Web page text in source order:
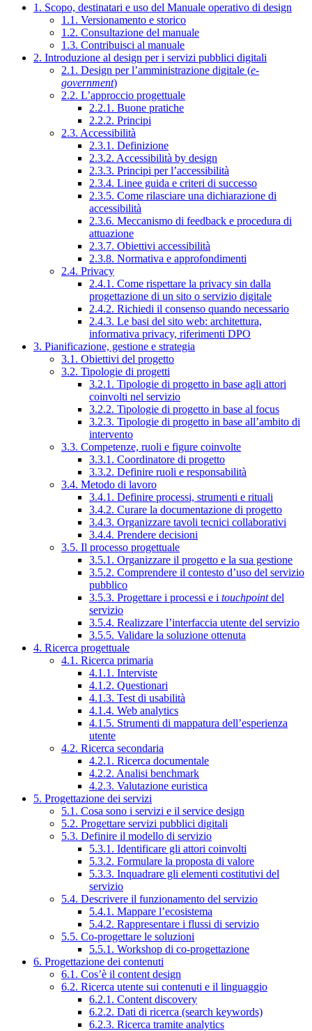
1. Scopo, destinatari e uso del Manuale operativo di design
1.1. Versionamento e storico
1.2. Consultazione del manuale
1.3. Contribuisci al manuale
2. Introduzione al design per i servizi pubblici digitali
2.1. Design per l’amministrazione digitale (e-
government)
2.2. L’approccio progettuale
2.2.1. Buone pratiche
2.2.2. Principi
2.3. Accessibilità
2.3.1. Definizione
2.3.2. Accessibilità by design
2.3.3. Principi per l’accessibilità
2.3.4. Linee guida e criteri di successo
2.3.5. Come rilasciare una dichiarazione di
accessibilità
2.3.6. Meccanismo di feedback e procedura di
attuazione
2.3.7. Obiettivi accessibilità
2.3.8. Normativa e approfondimenti
2.4. Privacy
2.4.1. Come rispettare la privacy sin dalla
progettazione di un sito o servizio digitale
2.4.2. Richiedi il consenso quando necessario
2.4.3. Le basi del sito web: architettura,
informativa privacy, riferimenti DPO
3. Pianificazione, gestione e strategia
3.1. Obiettivi del progetto
3.2. Tipologie di progetti
3.2.1. Tipologie di progetto in base agli attori
coinvolti nel servizio
3.2.2. Tipologie di progetto in base al focus
3.2.3. Tipologie di progetto in base all’ambito di
intervento
3.3. Competenze, ruoli e figure coinvolte
3.3.1. Coordinatore di progetto
3.3.2. Definire ruoli e responsabilità
3.4. Metodo di lavoro
3.4.1. Definire processi, strumenti e rituali
3.4.2. Curare la documentazione di progetto
3.4.3. Organizzare tavoli tecnici collaborativi
3.4.4. Prendere decisioni
3.5. Il processo progettuale
3.5.1. Organizzare il progetto e la sua gestione
3.5.2. Comprendere il contesto d’uso del servizio
pubblico
3.5.3. Progettare i processi e i touchpointdel
servizio
3.5.4. Realizzare l’interfaccia utente del servizio
3.5.5. Validare la soluzione ottenuta
4. Ricerca progettuale
4.1. Ricerca primaria
4.1.1. Interviste
4.1.2. Questionari
4.1.3. Test di usabilità
4.1.4. Web analytics
4.1.5. Strumenti di mappatura dell’esperienza
utente
4.2. Ricerca secondaria
4.2.1. Ricerca documentale
4.2.2. Analisi benchmark
4.2.3. Valutazione euristica
5. Progettazione dei servizi
5.1. Cosa sono i servizi e il service design
5.2. Progettare servizi pubblici digitali
5.3. Definire il modello di servizio
5.3.1. Identificare gli attori coinvolti
5.3.2. Formulare la proposta di valore
5.3.3. Inquadrare gli elementi costitutivi del
servizio
5.4. Descrivere il funzionamento del servizio
5.4.1. Mappare l’ecosistema
5.4.2. Rappresentare i flussi di servizio
5.5. Co-progettare le soluzioni
5.5.1. Workshop di co-progettazione
6. Progettazione dei contenuti
6.1. Cos’è il content design
6.2. Ricerca utente sui contenuti e il linguaggio
6.2.1. Content discovery
6.2.2. Dati di ricerca (search keywords)
6.2.3. Ricerca tramite analytics